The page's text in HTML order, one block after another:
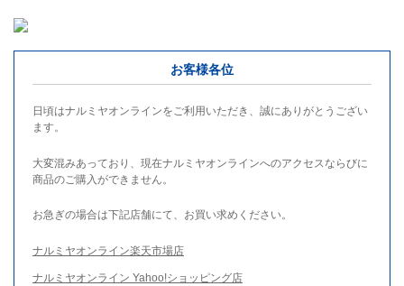
お客様各位
日頃はナルミヤオンラインをご利用いただき、誠にありがとうござい
ます。
大変混みあっており、現在ナルミヤオンラインへのアクセスならびに
商品のご購入ができません。
お急ぎの場合は下記店舗にて、お買い求めください。
ナルミヤオンライン楽天市場店
ナルミヤオンライン Yahoo!ショッピング店